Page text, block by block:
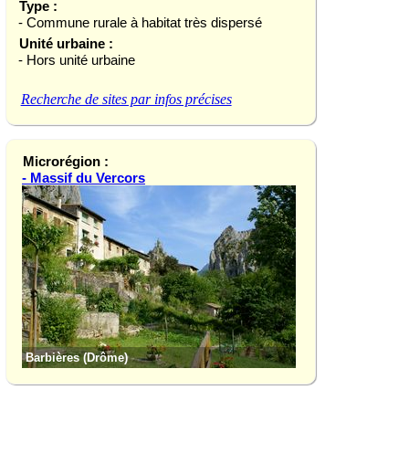
Type :
- Commune rurale à habitat très dispersé
Unité urbaine :
- Hors unité urbaine
Recherche de sites par infos précises
Microrégion :
- Massif du Vercors
Barbières (Drôme)